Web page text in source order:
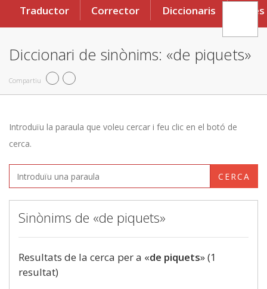
Traductor Corrector Diccionaris Eines
Diccionari de sinònims: «de piquets»
Compartiu
Introduïu la paraula que voleu cercar i feu clic en el botó de
cerca.
CERCA
Sinònims de «de piquets»
Resultats de la cerca per a «de piquets» (1
resultat)